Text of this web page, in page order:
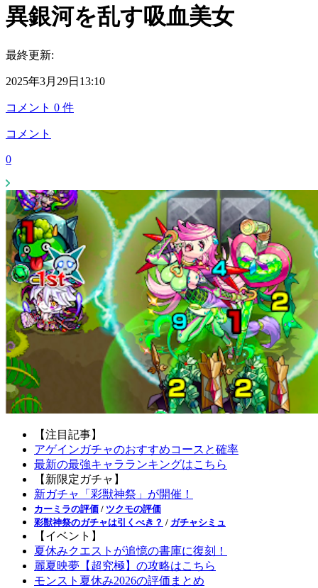
異銀河を乱す吸血美女
最終更新:
2025年3月29日13:10
コメント 0 件
コメント
0
【注目記事】
アゲインガチャのおすすめコースと確率
最新の最強キャラランキングはこちら
【新限定ガチャ】
新ガチャ「彩獣神祭」が開催！
カーミラの評価 / ツクモの評価
彩獣神祭のガチャは引くべき？ / ガチャシミュ
【イベント】
夏休みクエストが追憶の書庫に復刻！
麗夏映夢【超究極】の攻略はこちら
モンスト夏休み2026の評価まとめ